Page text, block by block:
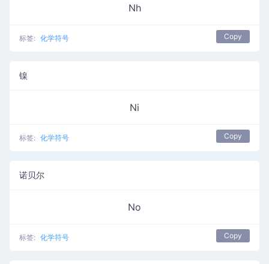
Nh
标签: 化学符号 Copy
镍
Ni
标签: 化学符号 Copy
诺贝尔
No
标签: 化学符号 Copy